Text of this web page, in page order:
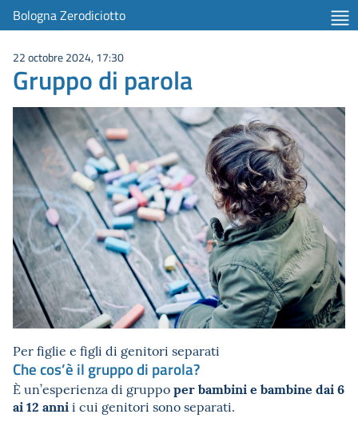
Bologna Zerodiciotto
22 octobre 2024, 17:30
Gruppo di parola
Per figlie e figli di genitori separati
Che cos’è il gruppo di parola?
È un’esperienza di gruppoper bambini e bambine dai 6
ai 12 annii cui genitori sono separati.